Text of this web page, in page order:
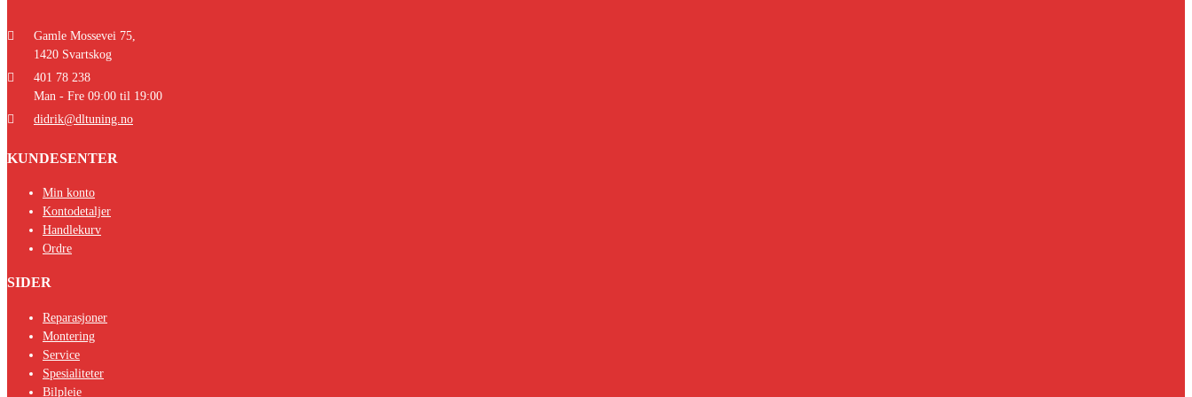
Gamle Mossevei 75,
1420 Svartskog
401 78 238
Man - Fre 09:00 til 19:00
didrik@dltuning.no
KUNDESENTER
Min konto
Kontodetaljer
Handlekurv
Ordre
SIDER
Reparasjoner
Montering
Service
Spesialiteter
Bilpleie